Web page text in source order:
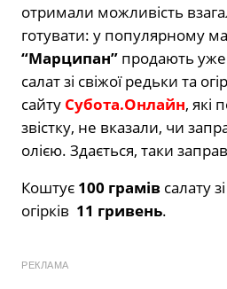
отримали можливість
готувати: у популярному
“Марципан” продають
салат зі свіжої редьки та
сайту Субота.Онлайн, які
звістку, не вказали, чи
олією. Здається, таки
Коштує 100 грамів салату
огірків 11 гривень.
РЕКЛАМА